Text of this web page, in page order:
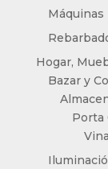
Máquinas
Hogar,
Bazar y
Porta